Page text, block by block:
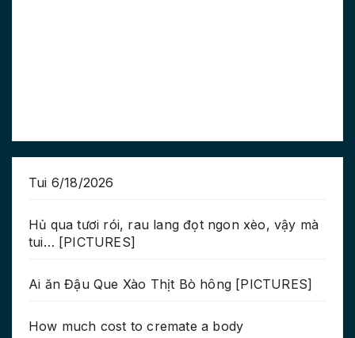
Tui 6/18/2026
Hủ qua tươi rói, rau lang đọt ngon xèo, vậy mà
tui… [PICTURES]
Ai ăn Đậu Que Xào Thịt Bò hông [PICTURES]
How much cost to cremate a body